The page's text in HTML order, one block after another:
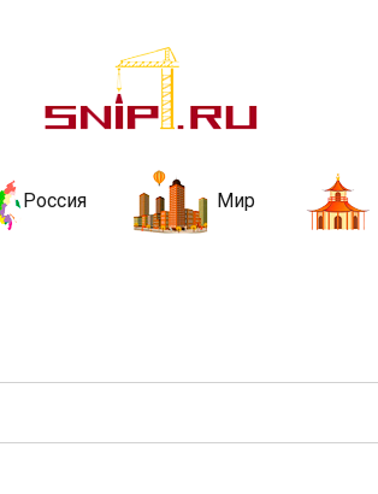
и
стройкой рубрики
Россия Мир